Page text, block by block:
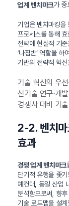
업계 벤치마크가 중
기업은 벤치마킹을
프로세스를 통해
전략에 현실적 기
‘나침반’ 역할을
기반의 전략적 혁
기술 혁신의 우
신기술 연구·개
경쟁사 대비 기
2-2. 벤치마
효과
경쟁 업계 벤치마크
단기적 유행을 좇
예컨대, 동일 산업
분석함으로써, 향
기술 로드맵을 설